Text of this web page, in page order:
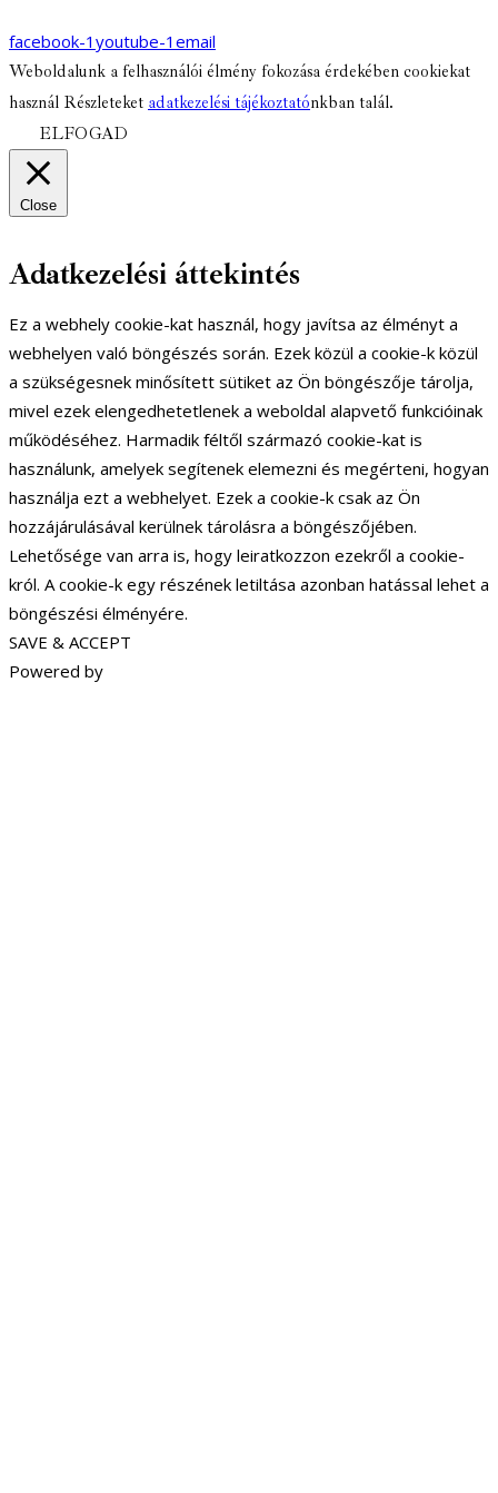
facebook-1 youtube-1 email
Weboldalunk a felhasználói élmény fokozása érdekében cookiekat
használ Részleteket adatkezelési tájékoztatónkban talál.
ELFOGAD
Close
Adatkezelési áttekintés
Ez a webhely cookie-kat használ, hogy javítsa az élményt a
webhelyen való böngészés során. Ezek közül a cookie-k közül
a szükségesnek minősített sütiket az Ön böngészője tárolja,
mivel ezek elengedhetetlenek a weboldal alapvető funkcióinak
működéséhez. Harmadik féltől származó cookie-kat is
használunk, amelyek segítenek elemezni és megérteni, hogyan
használja ezt a webhelyet. Ezek a cookie-k csak az Ön
hozzájárulásával kerülnek tárolásra a böngészőjében.
Lehetősége van arra is, hogy leiratkozzon ezekről a cookie-
król. A cookie-k egy részének letiltása azonban hatással lehet a
böngészési élményére.
SAVE & ACCEPT
Powered by